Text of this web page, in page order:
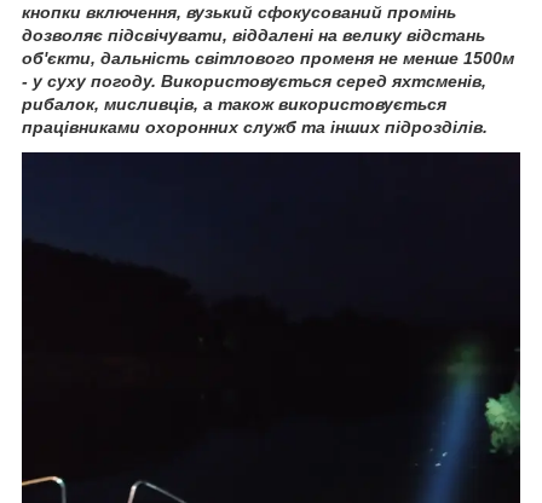
кнопки включення, вузький сфокусований промінь
дозволяє підсвічувати, віддалені на велику відстань
об'єкти, дальність світлового променя не менше 1500м
- у суху погоду. Використовується серед яхтсменів,
рибалок, мисливців, а також використовується
працівниками охоронних служб та інших підрозділів.